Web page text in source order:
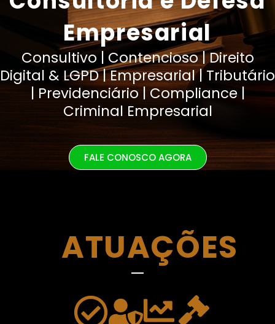
Empresarial
Consultivo | Contencioso | Direito
Digital & LGPD | Empresarial | Tributário
| Previdenciário | Compliance |
Criminal Empresarial
FALE CONOSCO AGORA
ATUAÇÕES